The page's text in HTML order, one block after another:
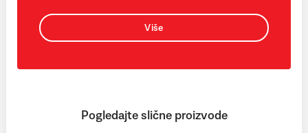
Više
Pogledajte slične proizvode